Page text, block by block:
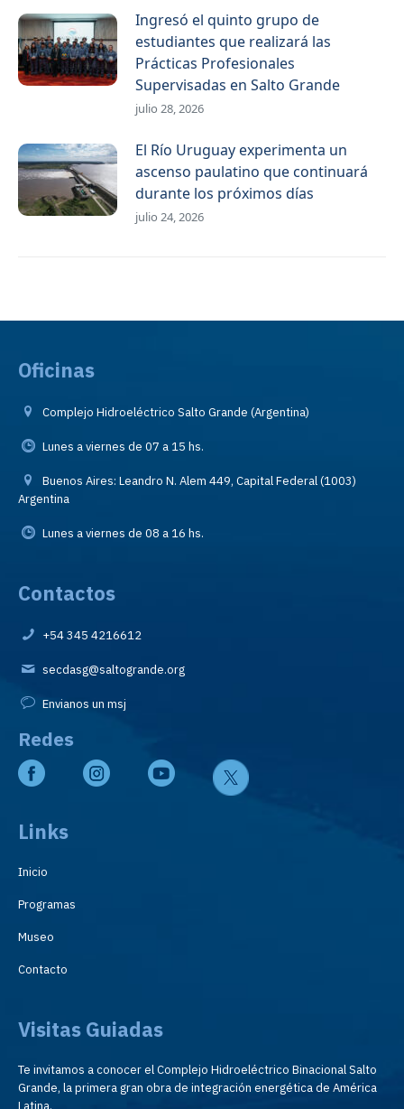
Ingresó el quinto grupo de
estudiantes que realizará las
Prácticas Profesionales
Supervisadas en Salto Grande
julio 28, 2026
El Río Uruguay experimenta un
ascenso paulatino que continuará
durante los próximos días
julio 24, 2026
Oficinas
Complejo Hidroeléctrico Salto Grande (Argentina)
Lunes a viernes de 07 a 15 hs.
Buenos Aires: Leandro N. Alem 449, Capital Federal (1003)
Argentina
Lunes a viernes de 08 a 16 hs.
Contactos
+54 345 4216612
secdasg@saltogrande.org
Envianos un msj
Redes
Links
Inicio
Programas
Museo
Contacto
Visitas Guiadas
Te invitamos a conocer el Complejo Hidroeléctrico Binacional Salto
Grande, la primera gran obra de integración energética de América